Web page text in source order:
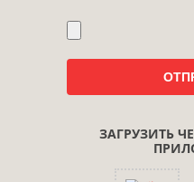
ЗАГРУЗИТЬ